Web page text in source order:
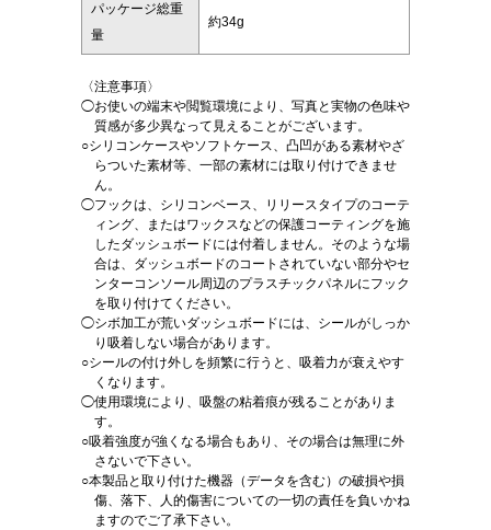
パッケージ総重
量
約34g
〈注意事項〉
◯お使いの端末や閲覧環境により、写真と実物の色味や
質感が多少異なって見えることがございます。
○シリコンケースやソフトケース、凸凹がある素材やざ
らついた素材等、一部の素材には取り付けできませ
ん。
◯フックは、シリコンベース、リリースタイプのコーテ
ィング、またはワックスなどの保護コーティングを施
したダッシュボードには付着しません。そのような場
合は、ダッシュボードのコートされていない部分やセ
ンターコンソール周辺のプラスチックパネルにフック
を取り付けてください。
◯シボ加工が荒いダッシュボードには、シールがしっか
り吸着しない場合があります。
○シールの付け外しを頻繁に行うと、吸着力が衰えやす
くなります。
◯使用環境により、吸盤の粘着痕が残ることがありま
す。
○吸着強度が強くなる場合もあり、その場合は無理に外
さないで下さい。
○本製品と取り付けた機器（データを含む）の破損や損
傷、落下、人的傷害についての一切の責任を負いかね
ますのでご了承下さい。